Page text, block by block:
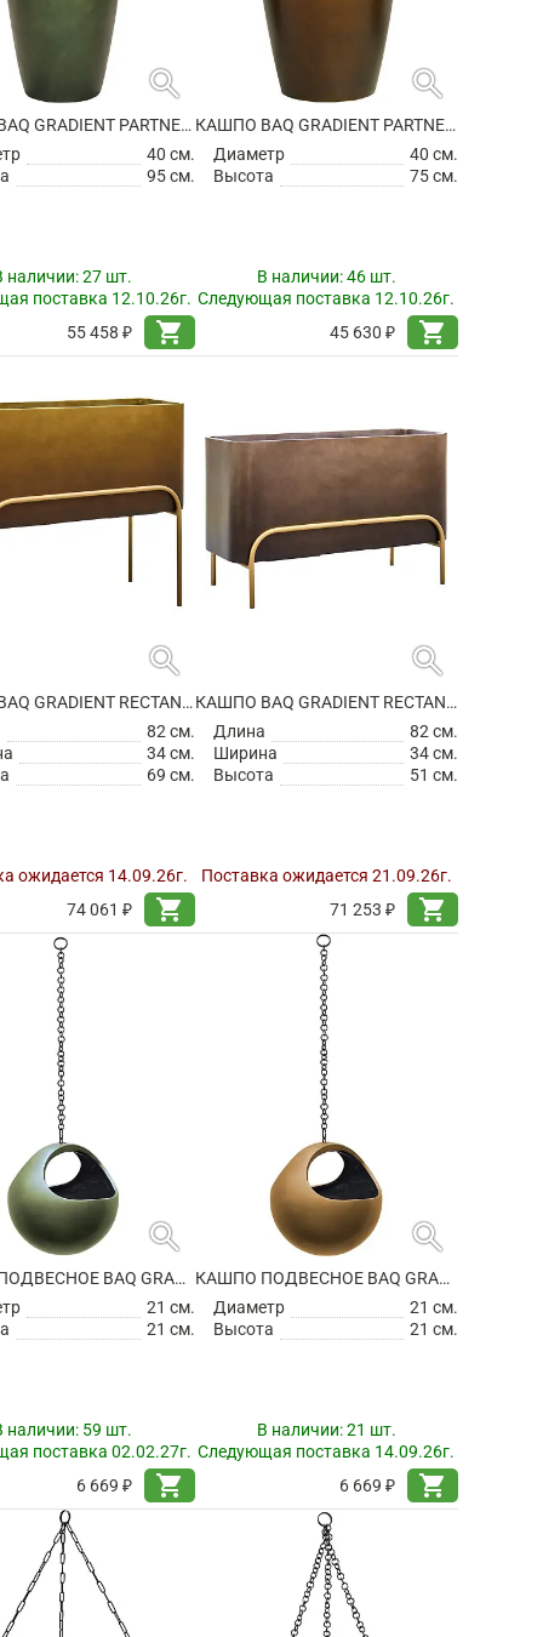
search
КАШПО BAQ GRADIENT PARTNER MATT FOREST GREEN (С ТЕХНИЧЕСКИМ ГОРШКОМ)
40 см.
95 см.
наличии:27 шт.
поставка 12.10.26г.
55 458 ₽
shopping_cart
search
КАШПО BAQ GRADIENT PARTNER MATT HONEY (С ТЕХНИЧЕСКИМ ГОРШКОМ)
Диаметр
40 см.
Высота
75 см.
В наличии:46 шт.
Следующая поставка 12.10.26г.
45 630 ₽
shopping_cart
search
КАШПО BAQ GRADIENT RECTANGLE ELEVATED HIGH MATT HONEY
82 см.
34 см.
69 см.
ожидается 14.09.26г.
74 061 ₽
shopping_cart
search
КАШПО BAQ GRADIENT RECTANGLE ELEVATED LOW MATT COFFEE
Длина
82 см.
Ширина
34 см.
Высота
51 см.
Поставка ожидается 21.09.26г.
71 253 ₽
shopping_cart
search
КАШПО ПОДВЕСНОЕ BAQ GRADIENT HANGING BASKET MATT FOREST GREEN
21 см.
21 см.
наличии: 59 шт.
поставка 02.02.27г.
6 669 ₽
shopping_cart
search
КАШПО ПОДВЕСНОЕ BAQ GRADIENT HANGING BASKET MATT HONEY
Диаметр
21 см.
Высота
21 см.
В наличии:21 шт.
Следующая поставка 14.09.26г.
6 669 ₽
shopping_cart